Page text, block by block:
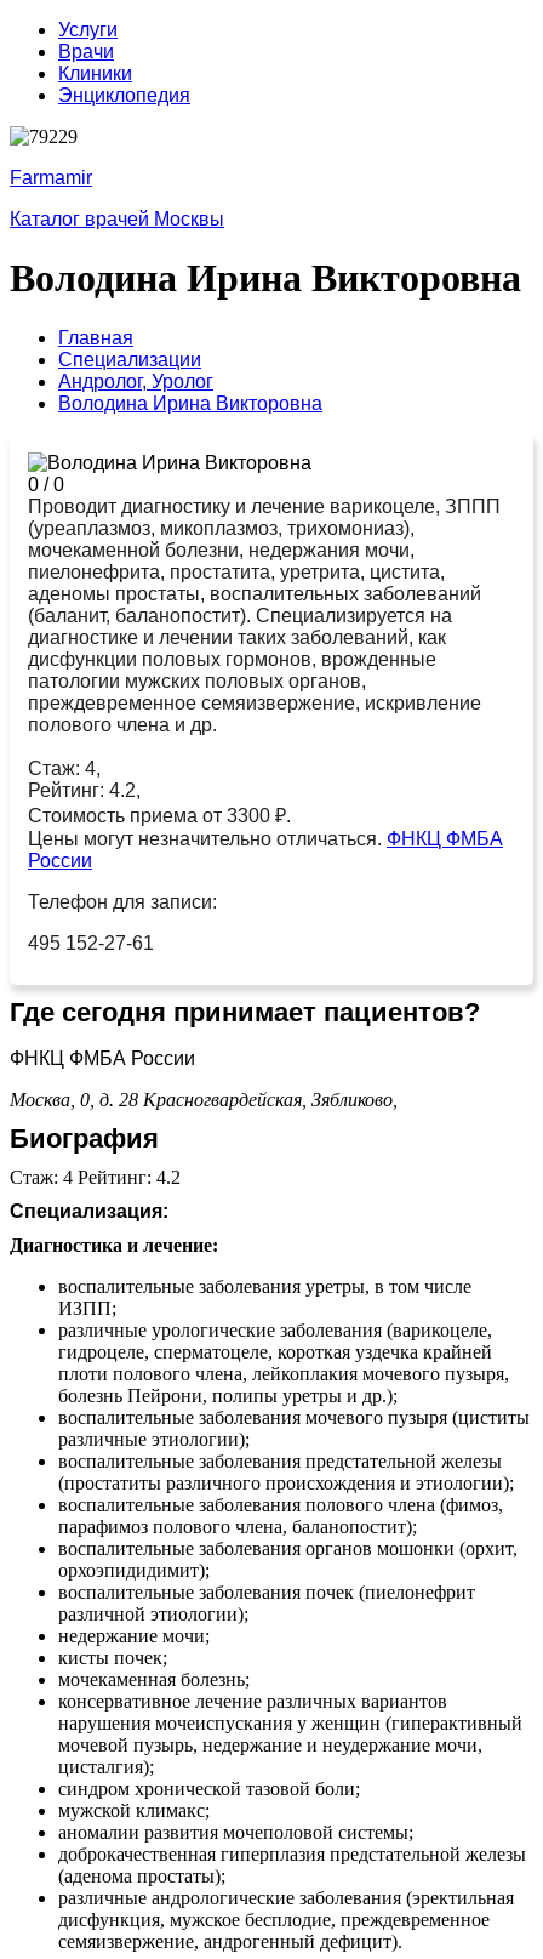
Услуги
Врачи
Клиники
Энциклопедия
Farmamir
Каталог врачей Москвы
Володина Ирина Викторовна
Главная
Специализации
Андролог, Уролог
Володина Ирина Викторовна
0 /0
Проводит диагностику и лечение варикоцеле, ЗППП
(уреаплазмоз, микоплазмоз, трихомониаз),
мочекаменной болезни, недержания мочи,
пиелонефрита, простатита, уретрита, цистита,
аденомы простаты, воспалительных заболеваний
(баланит, баланопостит). Специализируется на
диагностике и лечении таких заболеваний, как
дисфункции половых гормонов, врожденные
патологии мужских половых органов,
преждевременное семяизвержение, искривление
полового члена и др.
Стаж: 4,
Рейтинг: 4.2,
Стоимость приема от 3300 ₽.
Цены могут незначительно отличаться. ФНКЦ ФМБА
России
Телефон для записи:
495 152-27-61
Где сегодня принимает пациентов?
ФНКЦ ФМБА России
Москва, 0, д. 28 Красногвардейская, Зябликово,
Биография
Стаж: 4 Рейтинг: 4.2
Специализация:
Диагностика и лечение:
воспалительные заболевания уретры, в том числе
ИЗПП;
различные урологические заболевания (варикоцеле,
гидроцеле, сперматоцеле, короткая уздечка крайней
плоти полового члена, лейкоплакия мочевого пузыря,
болезнь Пейрони, полипы уретры и др.);
воспалительные заболевания мочевого пузыря (циститы
различные этиологии);
воспалительные заболевания предстательной железы
(простатиты различного происхождения и этиологии);
воспалительные заболевания полового члена (фимоз,
парафимоз полового члена, баланопостит);
воспалительные заболевания органов мошонки (орхит,
орхоэпидидимит);
воспалительные заболевания почек (пиелонефрит
различной этиологии);
недержание мочи;
кисты почек;
мочекаменная болезнь;
консервативное лечение различных вариантов
нарушения мочеиспускания у женщин (гиперактивный
мочевой пузырь, недержание и неудержание мочи,
цисталгия);
синдром хронической тазовой боли;
мужской климакс;
аномалии развития мочеполовой системы;
доброкачественная гиперплазия предстательной железы
(аденома простаты);
различные андрологические заболевания (эректильная
дисфункция, мужское бесплодие, преждевременное
семяизвержение, андрогенный дефицит).